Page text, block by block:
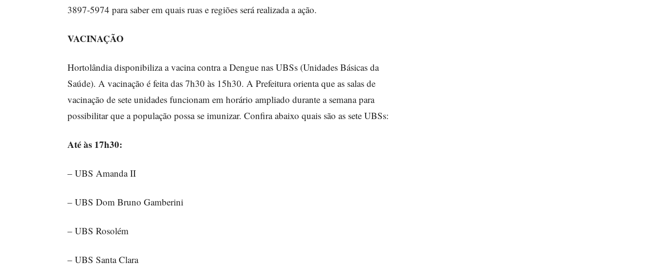
3897-5974 para saber em quais ruas e regiões será realizada a ação.
VACINAÇÃO
Hortolândia disponibiliza a vacina contra a Dengue nas UBSs (Unidades Básicas da
Saúde). A vacinação é feita das 7h30 às 15h30. A Prefeitura orienta que as salas de
vacinação de sete unidades funcionam em horário ampliado durante a semana para
possibilitar que a população possa se imunizar. Confira abaixo quais são as sete UBSs:
Até às 17h30:
– UBS Amanda II
– UBS Dom Bruno Gamberini
– UBS Rosolém
– UBS Santa Clara